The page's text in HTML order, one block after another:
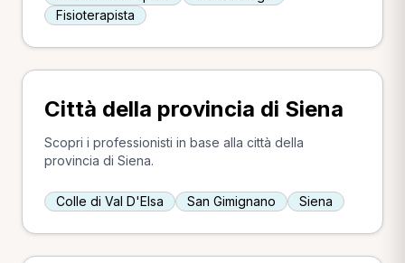
Fisioterapista
Città della provincia di Siena
Scopri i professionisti in base alla città della
provincia di Siena.
Colle di Val D'Elsa San Gimignano Siena